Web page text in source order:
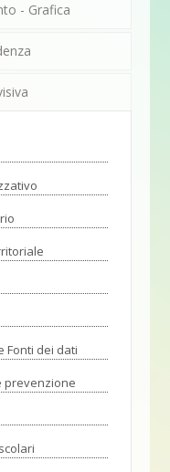
- Grafica
Fonti dei dati
prevenzione